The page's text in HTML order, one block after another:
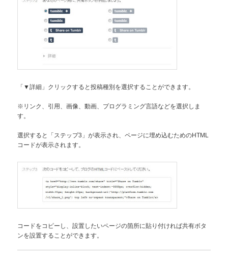
「▼詳細」クリックすると投稿種別を選択することができます。
※リンク、引用、画像、動画、プログラミング言語などを選択しま
す。
選択すると「ステップ3」が表示され、ページに埋め込むためのHTML
コードが表示されます。
コードをコピーし、設置したいページの箇所に貼り付ければ共有ボタ
ンを設置することができます。